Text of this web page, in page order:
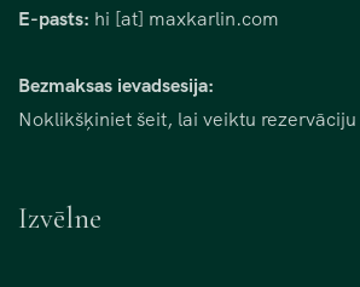
E-pasts: hi [at] maxkarlin.com
Bezmaksas ievadsesija:
Noklikšķiniet šeit, lai veiktu
Izvēlne